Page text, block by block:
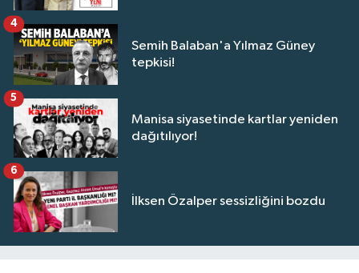
Semih Balaban'a Yılmaz Güney
tepkisi!
4
Manisa siyasetinde kartlar yeniden
dağıtılıyor!
5
İlksen Özalper sessizliğini bozdu
6